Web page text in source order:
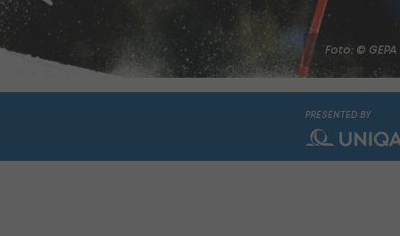
Foto: © GEPA
PRESENTED BY